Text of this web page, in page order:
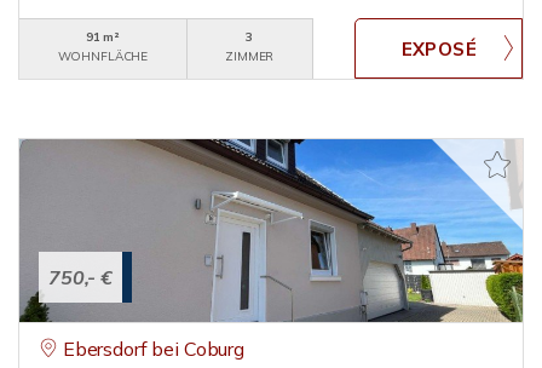
91 m²
WOHNFLÄCHE
3
ZIMMER
750,- €
Ebersdorf bei Coburg